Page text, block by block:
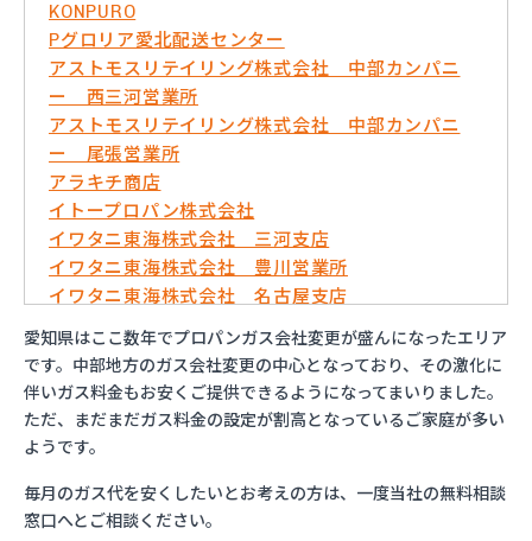
KONPURO
Pグロリア愛北配送センター
アストモスリテイリング株式会社 中部カンパニ
ー 西三河営業所
アストモスリテイリング株式会社 中部カンパニ
ー 尾張営業所
アラキチ商店
イトープロパン株式会社
イワタニ東海株式会社 三河支店
イワタニ東海株式会社 豊川営業所
イワタニ東海株式会社 名古屋支店
イワタニ東海株式会社 名古屋南営業所
およべプロパン
ガスショップイチカワ
ガステックサービス株式会社 安城営業所
ガステックサービス株式会社 西三河支店
ガステックサービス株式会社 蒲郡営業所
ガステックサービス株式会社 吉良営業所
愛知県はここ数年でプロパンガス会社変更が盛んになったエリア
です。中部地方のガス会社変更の中心となっており、その激化に
伴いガス料金もお安くご提供できるようになってまいりました。
ただ、まだまだガス料金の設定が割高となっているご家庭が多い
ようです。
毎月のガス代を安くしたいとお考えの方は、一度当社の無料相談
窓口へとご相談ください。